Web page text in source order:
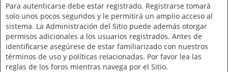
Para autenticarse debe estar registrado. Registrarse tomará
solo unos pocos segundos y le permitirá un amplio acceso al
sistema. La Administración del Sitio puede además otorgar
permisos adicionales a los usuarios registrados. Antes de
identificarse asegúrese de estar familiarizado con nuestros
términos de uso y políticas relacionadas. Por favor lea las
reglas de los foros mientras navega por el Sitio.